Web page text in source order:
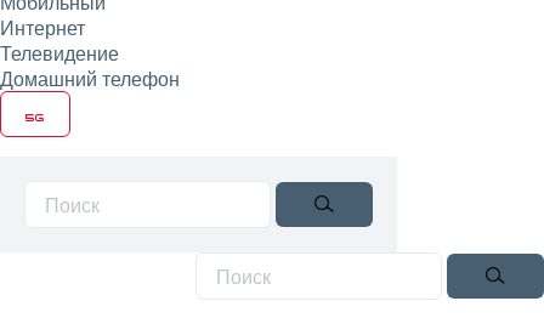
Интернет
Телевидение
Домашний телефон